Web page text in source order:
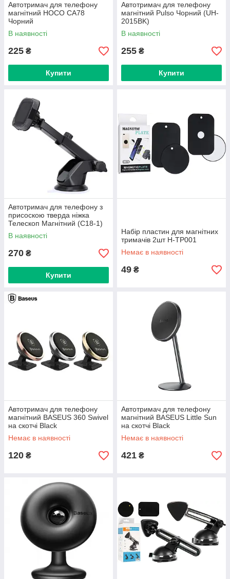
Автотримач для телефону
магнітний HOCO CA78
Чорний
В наявності
225 ₴
Купити
Автотримач для телефону
магнітний Pulso Чорний (UH-
2015BK)
В наявності
255 ₴
Купити
Автотримач для телефону з
присоскою тверда ніжка
Телескоп Магнітний (C18-1)
В наявності
270 ₴
Купити
Набір пластин для магнітних
тримачів 2шт H-TP001
Немає в наявності
49 ₴
Автотримач для телефону
магнітний BASEUS 360 Swivel
на скотчі Black
Немає в наявності
120 ₴
Автотримач для телефону
магнітний BASEUS Little Sun
на скотчі Black
Немає в наявності
421 ₴